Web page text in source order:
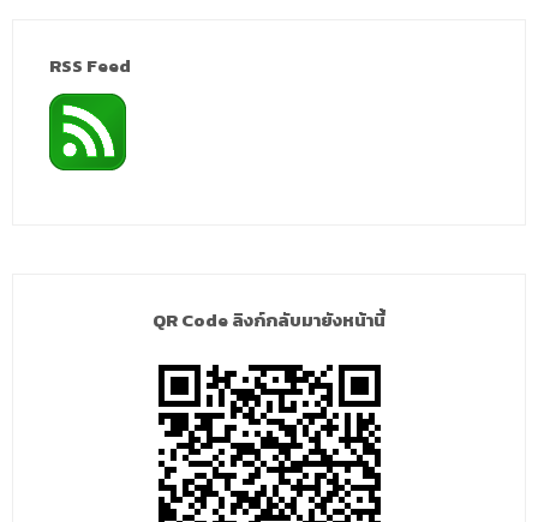
RSS Feed
QR Code ลิงก์กลับมายังหน้านี้